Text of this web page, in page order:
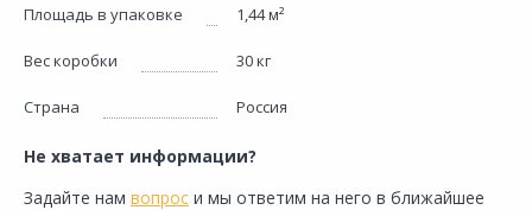
Площадь в упаковке 1,44 м²
Вес коробки 30 кг
Страна Россия
Не хватает информации?
Задайте нам вопрос и мы ответим на него в ближайшее